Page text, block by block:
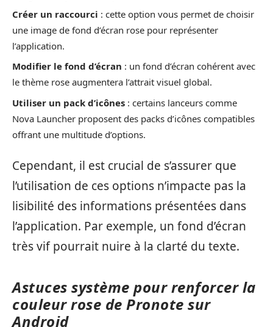
Créer un raccourci : cette option vous permet de choisir
une image de fond d’écran rose pour représenter
l’application.
Modifier le fond d’écran : un fond d’écran cohérent avec
le thème rose augmentera l’attrait visuel global.
Utiliser un pack d’icônes : certains lanceurs comme
Nova Launcher proposent des packs d’icônes compatibles
offrant une multitude d’options.
Cependant, il est crucial de s’assurer que
l’utilisation de ces options n’impacte pas la
lisibilité des informations présentées dans
l’application. Par exemple, un fond d’écran
très vif pourrait nuire à la clarté du texte.
Astuces système pour renforcer la
couleur rose de Pronote sur
Android